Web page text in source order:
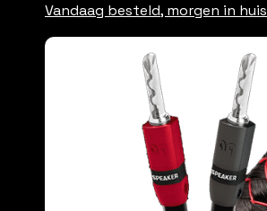
Vandaag besteld, morgen in huis